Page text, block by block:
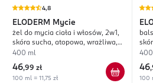
4,8
ELODERM Mycie
żel do mycia ciała i włosów, 2w1,
skóra sucha, atopowa, wrażliwa,
od 1 dnia życia
400 ml
46,99 zł
100 ml = 11,75 zł
1
46,
100